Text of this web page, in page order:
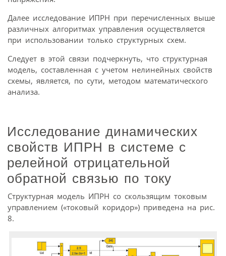
Далее исследование ИПРН при перечисленных выше
различных алгоритмах управления осуществляется
при использовании только структурных схем.
Следует в этой связи подчеркнуть, что структурная
модель, составленная с учетом нелинейных свойств
схемы, является, по сути, методом математического
анализа.
Исследование динамических
свойств ИПРН в системе с
релейной отрицательной
обратной связью по току
Структурная модель ИПРН со скользящим токовым
управлением («токовый коридор») приведена на рис.
8.